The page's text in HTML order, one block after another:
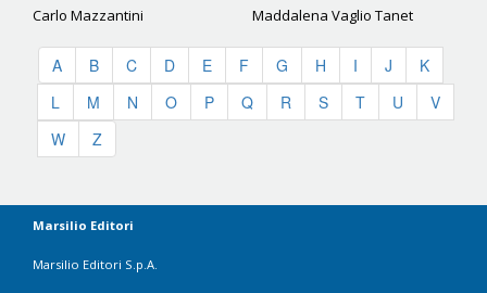
Carlo Mazzantini Maddalena Vaglio Tanet
A B C D E F G H I J
K
L
M N O P Q R S T U
V
W
Z
Marsilio Editori
Marsilio Editori S.p.A.